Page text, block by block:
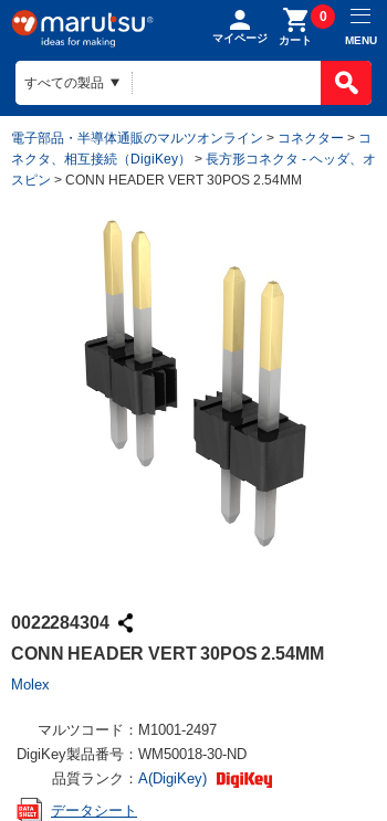
マイページ カート
0
MENU
電子部品・半導体通販のマルツオンライン > コネクター > コ
ネクタ、相互接続（DigiKey）
> 長方形コネクタ - ヘッダ、オ
スピン > CONN HEADER VERT 30POS 2.54MM
0022284304
CONN HEADER VERT 30POS 2.54MM
Molex
マルツコード： M1001-2497
DigiKey製品番号： WM50018-30-ND
品質ランク： A(DigiKey)
データシート